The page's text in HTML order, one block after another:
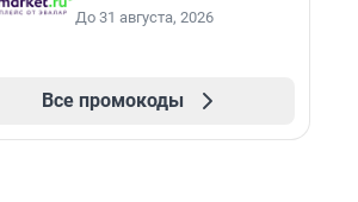
До 31 августа, 2026
Все промокоды